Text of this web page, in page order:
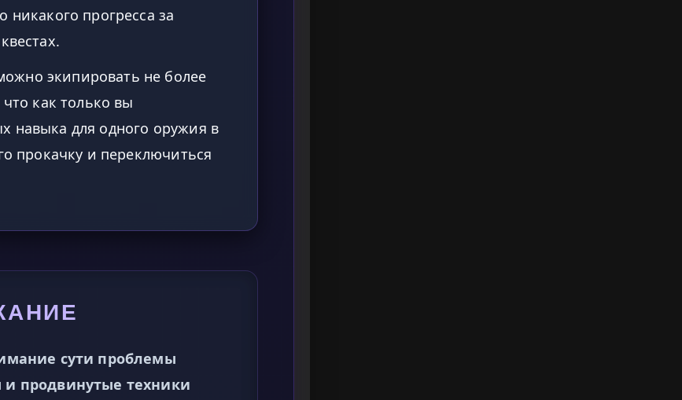
никакого прогресса за
экипировать не более
как только вы
навыка для одного оружия в
прокачку и переключиться
сути проблемы
продвинутые техники